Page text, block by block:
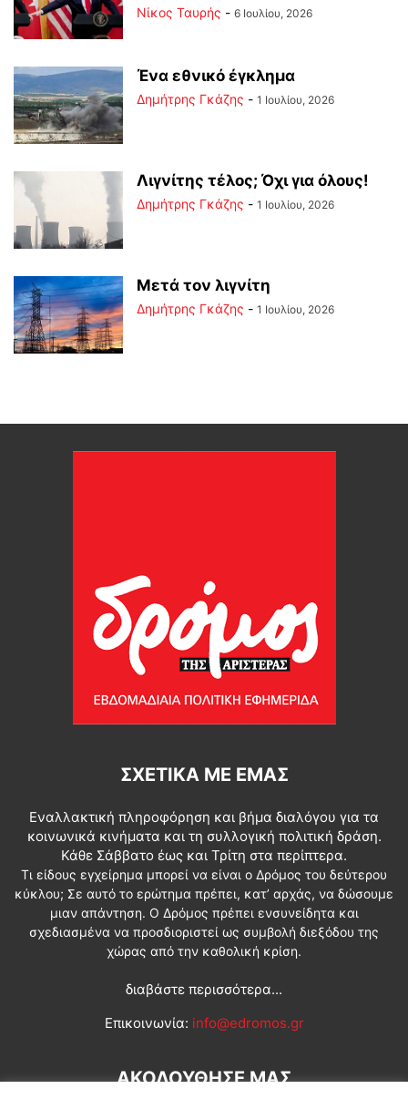
Νίκος Ταυρής - 6 Ιουλίου, 2026
Ένα εθνικό έγκλημα
Δημήτρης Γκάζης - 1 Ιουλίου, 2026
Λιγνίτης τέλος; Όχι για όλους!
Δημήτρης Γκάζης - 1 Ιουλίου, 2026
Μετά τον λιγνίτη
Δημήτρης Γκάζης - 1 Ιουλίου, 2026
ΣΧΕΤΙΚΆ ΜΕ ΕΜΆΣ
Εναλλακτική πληροφόρηση και βήμα διαλόγου για τα
κοινωνικά κινήματα και τη συλλογική πολιτική δράση.
Κάθε Σάββατο έως και Τρίτη στα περίπτερα.
Τι είδους εγχείρημα μπορεί να είναι ο Δρόμος του δεύτερου
κύκλου; Σε αυτό το ερώτημα πρέπει, κατ’ αρχάς, να δώσουμε
μιαν απάντηση. Ο Δρόμος πρέπει ενσυνείδητα και
σχεδιασμένα να προσδιοριστεί ως συμβολή διεξόδου της
χώρας από την καθολική κρίση.
διαβάστε περισσότερα...
Επικοινωνία: info@edromos.gr
ΑΚΟΛΟΥΘΗΣΕ ΜΑΣ